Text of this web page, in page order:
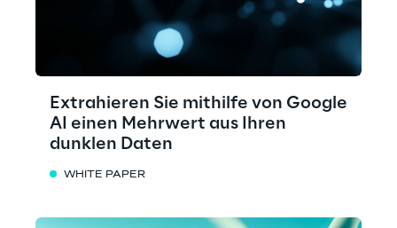
Extrahieren Sie mithilfe von Google
AI einen Mehrwert aus Ihren
dunklen Daten
WHITE PAPER